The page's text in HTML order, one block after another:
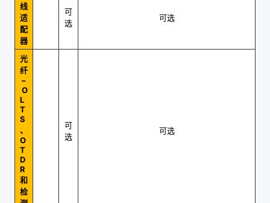
线
适
配
器
可
选
可选
光
纤
–
O
L
T
S
、
O
T
D
R
和
检
可
选
可选